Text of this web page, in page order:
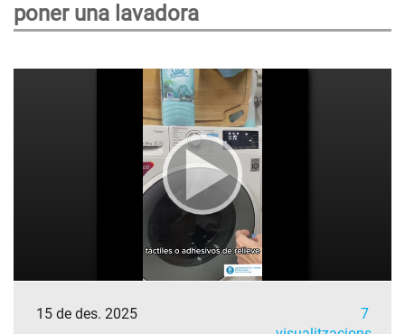
poner una lavadora
15 de des. 2025
7